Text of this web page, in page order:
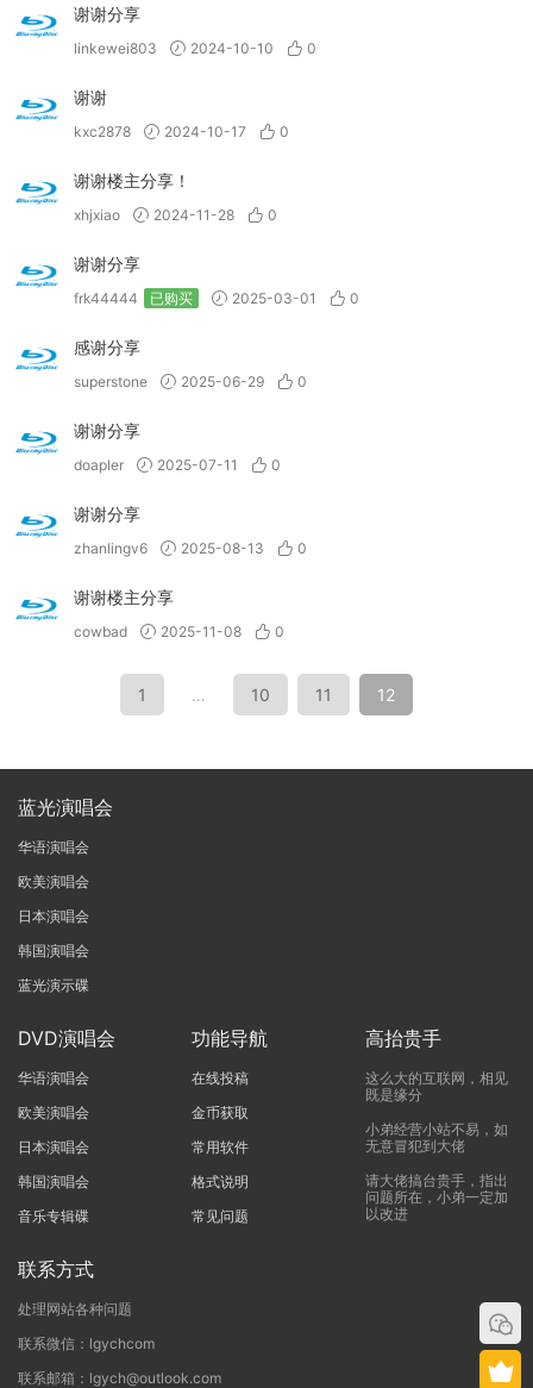
谢谢分享
linkewei803 2024-10-10 0
谢谢
kxc2878 2024-10-17 0
谢谢楼主分享！
xhjxiao 2024-11-28 0
谢谢分享
frk44444 已购买 2025-03-01 0
感谢分享
superstone 2025-06-29 0
谢谢分享
doapler 2025-07-11 0
谢谢分享
zhanlingv6 2025-08-13 0
谢谢楼主分享
cowbad 2025-11-08 0
1 … 10 11 12
蓝光演唱会
华语演唱会
欧美演唱会
日本演唱会
韩国演唱会
蓝光演示碟
DVD演唱会
华语演唱会
欧美演唱会
日本演唱会
韩国演唱会
音乐专辑碟
功能导航
在线投稿
金币获取
常用软件
格式说明
常见问题
高抬贵手
这么大的互联网，相见
既是缘分
小弟经营小站不易，如
无意冒犯到大佬
请大佬搞台贵手，指出
问题所在，小弟一定加
以改进
联系方式
处理网站各种问题
联系微信：lgychcom
联系邮箱：lgych@outlook.com